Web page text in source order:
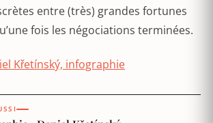
entre (très) grandes fortunes
fois les négociations terminées.
Křetínský, infographie